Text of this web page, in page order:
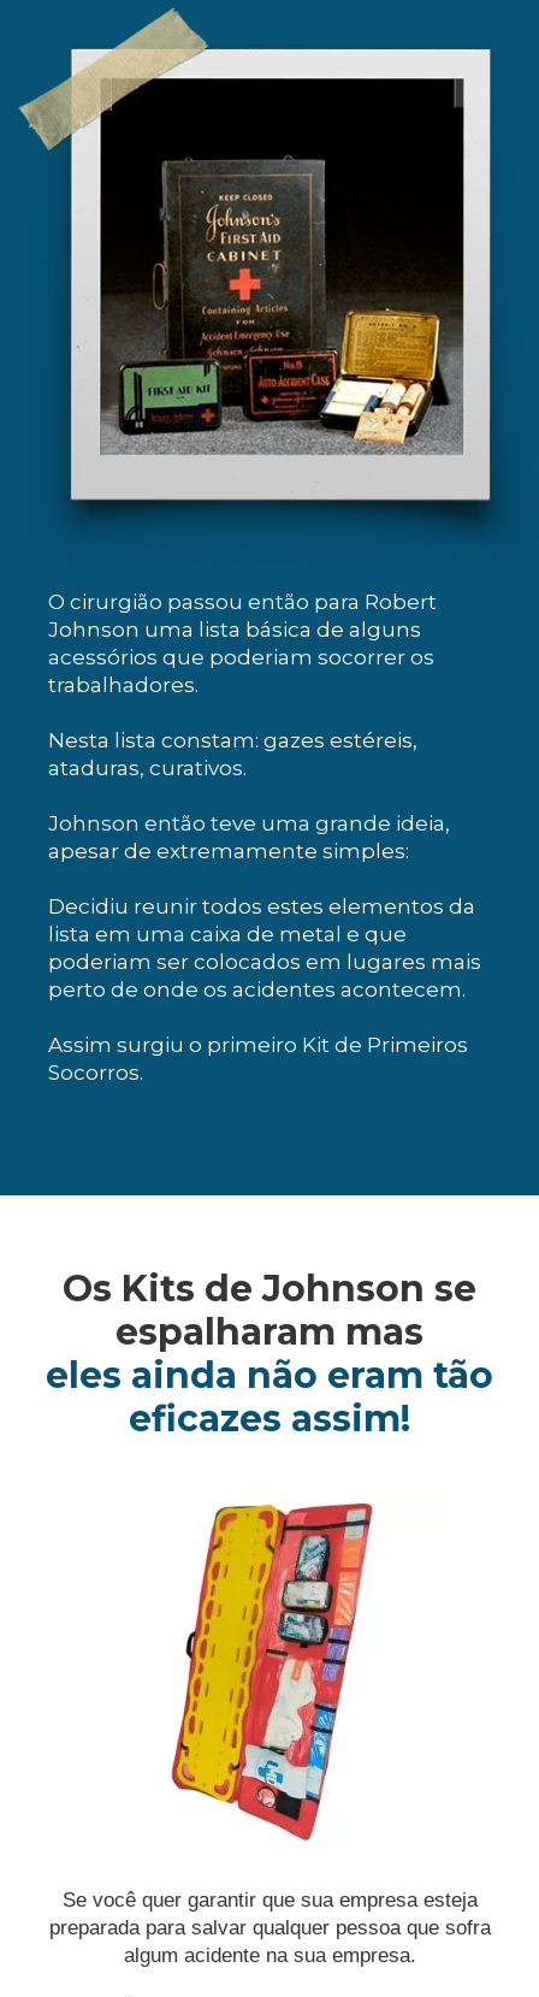
O cirurgião passou então para Robert
Johnson uma lista básica de alguns
acessórios que poderiam socorrer os
trabalhadores.
Nesta lista constam: gazes estéreis,
ataduras, curativos.
Johnson então teve uma grande ideia,
apesar de extremamente simples:
Decidiu reunir todos estes elementos da
lista em uma caixa de metal e que
poderiam ser colocados em lugares mais
perto de onde os acidentes acontecem.
Assim surgiu o primeiro Kit de Primeiros
Socorros.
Os Kits de Johnson se
espalharam mas
eles ainda não eram tão
eficazes assim!
Se você quer garantir que sua empresa esteja
preparada para salvar qualquer pessoa que sofra
algum acidente na sua empresa.